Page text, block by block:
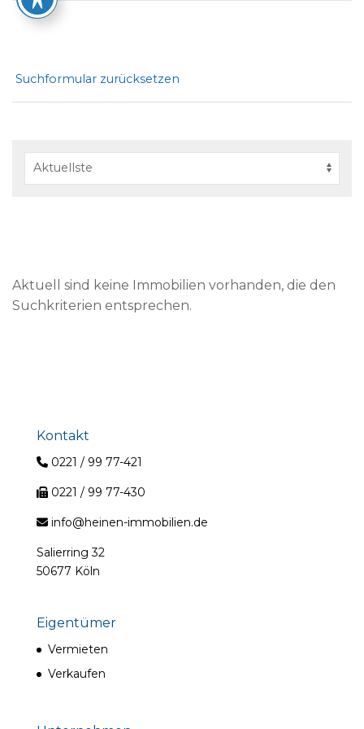
Suchformular zurücksetzen
Aktuell sind keine Immobilien vorhanden, die den
Suchkriterien entsprechen.
Kontakt
0221 / 99 77-421
0221 / 99 77-430
info@heinen-immobilien.de
Salierring 32
50677 Köln
Eigentümer
Vermieten
Verkaufen